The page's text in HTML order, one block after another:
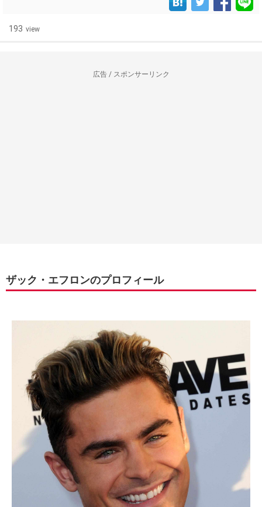
193 view
広告 / スポンサーリンク
ザック・エフロンのプロフィール